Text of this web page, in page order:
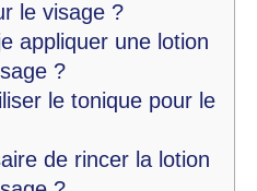
le visage ?
appliquer une lotion
?
le tonique pour le
de rincer la lotion